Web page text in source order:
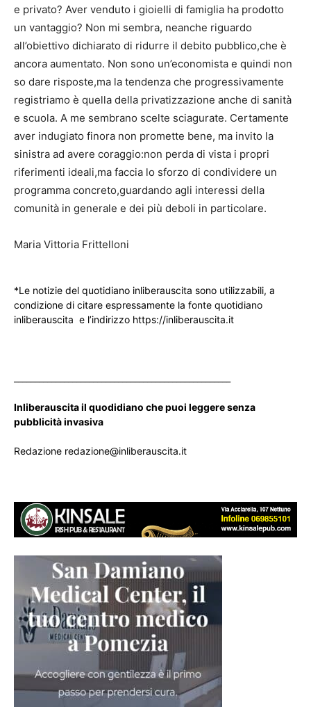
e privato? Aver venduto i gioielli di famiglia ha prodotto
un vantaggio? Non mi sembra, neanche riguardo
all’obiettivo dichiarato di ridurre il debito pubblico,che è
ancora aumentato. Non sono un’economista e quindi non
so dare risposte,ma la tendenza che progressivamente
registriamo è quella della privatizzazione anche di sanità
e scuola. A me sembrano scelte sciagurate. Certamente
aver indugiato finora non promette bene, ma invito la
sinistra ad avere coraggio:non perda di vista i propri
riferimenti ideali,ma faccia lo sforzo di condividere un
programma concreto,guardando agli interessi della
comunità in generale e dei più deboli in particolare.
Maria Vittoria Frittelloni
*Le notizie del quotidiano inliberauscita sono utilizzabili, a
condizione di citare espressamente la fonte quotidiano
inliberauscita e l’indirizzo https://inliberauscita.it
Inliberauscita il quodidiano che puoi leggere senza
pubblicità invasiva
Redazione redazione@inliberauscita.it